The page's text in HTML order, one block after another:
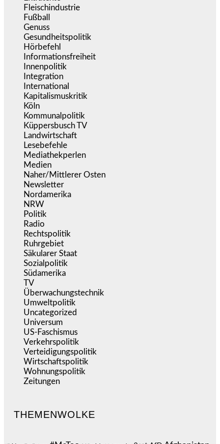
Fleischindustrie
Fußball
Genuss
Gesundheitspolitik
Hörbefehl
Informationsfreiheit
Innenpolitik
Integration
International
Kapitalismuskritik
Köln
Kommunalpolitik
Küppersbusch TV
Landwirtschaft
Lesebefehle
Mediathekperlen
Medien
Naher/Mittlerer Osten
Newsletter
Nordamerika
NRW
Politik
Radio
Rechtspolitik
Ruhrgebiet
Säkularer Staat
Sozialpolitik
Südamerika
TV
Überwachungstechnik
Umweltpolitik
Uncategorized
Universum
US-Faschismus
Verkehrspolitik
Verteidigungspolitik
Wirtschaftspolitik
Wohnungspolitik
Zeitungen
THEMENWOLKE